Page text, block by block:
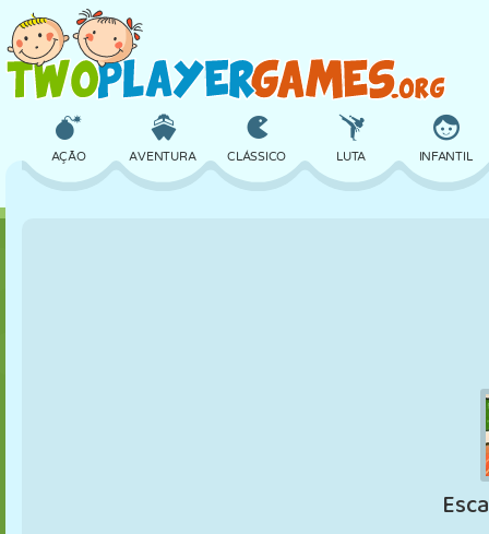
AÇÃO AVENTURA CLÁSSICO LUTA INFANTIL
ROBÔ